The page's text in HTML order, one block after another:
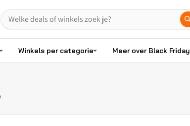
Winkels per categorie Meer over Black Friday